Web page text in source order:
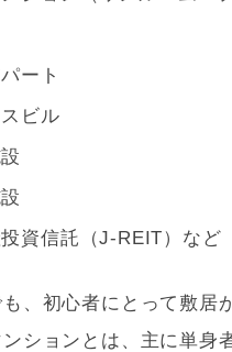
ート
ビル
資信託 （J-REIT）など
、初心者にとって敷居
ションとは、主に単身